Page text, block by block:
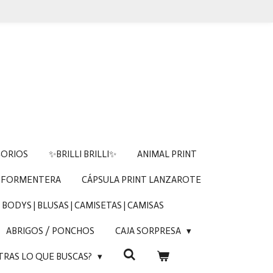
✨BRILLI BRILLI✨ ANIMAL PRINT
CÁPSULA PRINT LANZAROTE
BODYS | BLUSAS | CAMISETAS | CAMISAS
ABRIGOS / PONCHOS CAJA SORPRESA
LO QUE BUSCAS?